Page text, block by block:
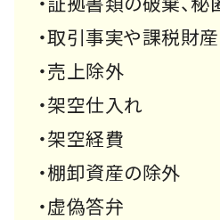
・取引事実や課税財
・売上除外
・架空仕入れ
・架空経費
・棚卸資産の除外
・虚偽答弁